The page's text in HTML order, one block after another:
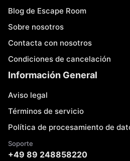
Blog de Escape Room
Sobre nosotros
Contacta con nosotros
Condiciones de cancelación
Información General
Aviso legal
Términos de servicio
Política de procesamiento de
Soporte
+49 89 248858220